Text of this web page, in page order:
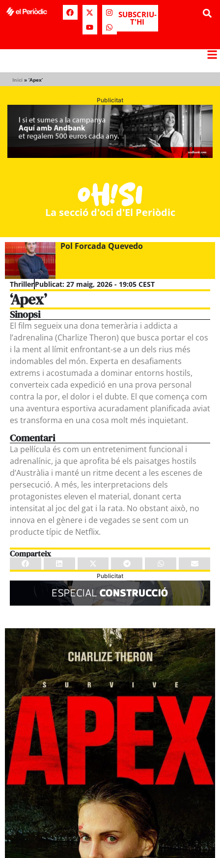
SUBSCRIU-
T'HI
Inici » ‘Apex’
Publicitat
La secció d'oci d'El Periòdic
Pol Forcada Quevedo
ThrillerPublicat: 27 maig, 2026 - 19:05 CEST
‘Apex’
Sinopsi
El film segueix una dona temerària i addicta a
l’adrenalina (Charlize Theron) que busca portar el cos
i la ment al límit enfrontant-se a un dels rius més
indomables del món. Experta en desafiaments
extrems i acostumada a dominar entorns hostils,
converteix cada expedició en una prova personal
contra la por, el dolor i el dubte. El que comença com
una aventura esportiva acuradament planificada aviat
es transforma en una cosa molt més inquietant.
Comentari
La pel·lícula és com un entreteniment funcional i
adrenalínic, ja que aprofita bé els paisatges hostils
d’Austràlia i manté un ritme decent a les escenes de
persecució. A més, les interpretacions dels
protagonistes eleven el material, donant certa
intensitat al joc del gat i la rata. No obstant això, no
innova en el gènere i de vegades se sent com un
producte típic de Netflix.
Comparteix
Publicitat